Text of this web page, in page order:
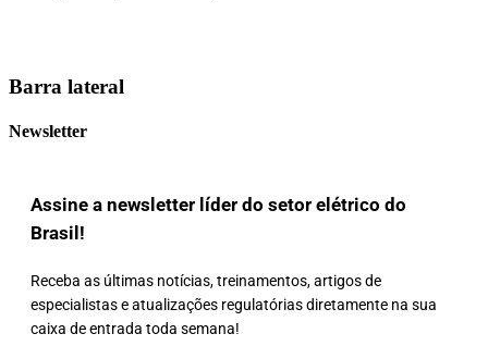
Barra lateral
Newsletter
Assine a newsletter líder do setor elétrico do
Brasil!
Receba as últimas notícias, treinamentos, artigos de
especialistas e atualizações regulatórias diretamente na sua
caixa de entrada toda semana!